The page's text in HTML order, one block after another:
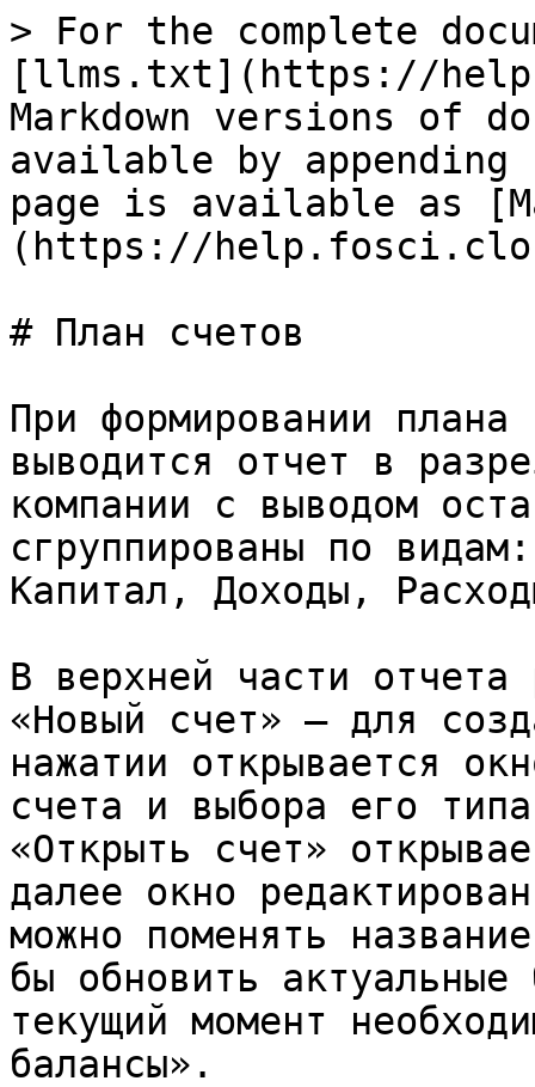
> For the complete
[llms.txt](https://
Markdown versions of
available by
page is available as
(https://
# План счетов
При формировании
выводится отчет в
компании с выводом
сгруппированы по
Капитал, Доходы,
В верхней части отчета
«Новый счет» — для
нажатии открывается
счета и выбора его
«Открыть счет»
далее окно
можно поменять
бы обновить
текущий момент
балансы».